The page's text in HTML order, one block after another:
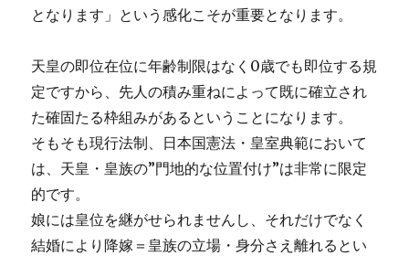
となります」という感化こそが重要となります。
天皇の即位在位に年齢制限はなく0歳でも即位する規
定ですから、先人の積み重ねによって既に確立され
た確固たる枠組みがあるということになります。
そもそも現行法制、日本国憲法・皇室典範において
は、天皇・皇族の”門地的な位置付け”は非常に限定
的です。
娘には皇位を継がせられませんし、それだけでなく
結婚により降嫁＝皇族の立場・身分さえ離れるとい